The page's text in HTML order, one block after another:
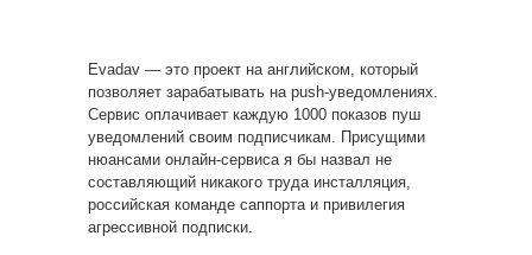
Evadav — это проект на английском, который
позволяет зарабатывать на push-уведомлениях.
Сервис оплачивает каждую 1000 показов пуш
уведомлений своим подписчикам. Присущими
нюансами онлайн-сервиса я бы назвал не
составляющий никакого труда инсталляция,
российская команде саппорта и привилегия
агрессивной подписки.